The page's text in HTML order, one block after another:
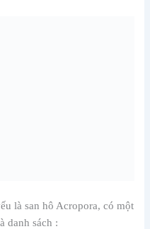
là san hô Acropora, có một
danh sách :